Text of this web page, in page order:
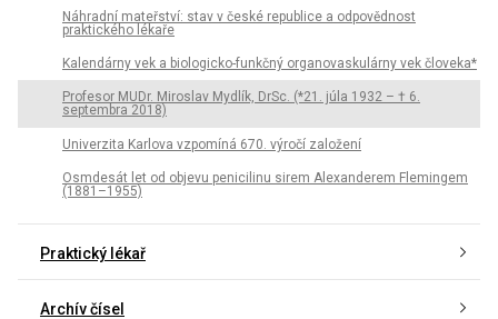
Náhradní mateřství: stav v české republice a odpovědnost
praktického lékaře
Kalendárny vek a biologicko-funkčný organovaskulárny vek človeka*
Profesor MUDr. Miroslav Mydlík, DrSc. (*21. júla 1932 – † 6.
septembra 2018)
Univerzita Karlova vzpomíná 670. výročí založení
Osmdesát let od objevu penicilinu sirem Alexanderem Flemingem
(1881–1955)
Praktický lékař
Archív čísel